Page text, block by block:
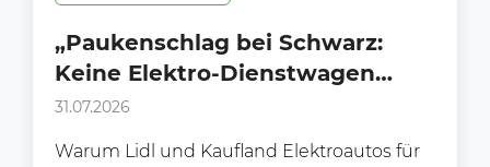
„Paukenschlag bei Schwarz:
Keine Elektro-Dienstwagen
mehr für Lidl und Kaufland in
31.07.2026
Warum Lidl und Kaufland Elektroautos für